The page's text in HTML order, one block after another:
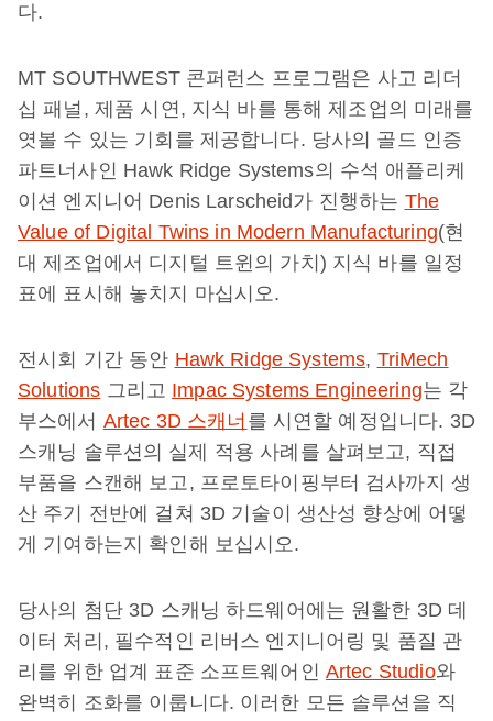
다.
MT SOUTHWEST 콘퍼런스 프로그램은 사고 리더
십 패널, 제품 시연, 지식 바를 통해 제조업의 미래를
엿볼 수 있는 기회를 제공합니다. 당사의 골드 인증
파트너사인 Hawk Ridge Systems의 수석 애플리케
이션 엔지니어 Denis Larscheid가 진행하는 The
Value of Digital Twins in Modern Manufacturing(현
대 제조업에서 디지털 트윈의 가치) 지식 바를 일정
표에 표시해 놓치지 마십시오.
전시회 기간 동안 Hawk Ridge Systems, TriMech
Solutions 그리고 Impac Systems Engineering는 각
부스에서 Artec 3D 스캐너 를 시연할 예정입니다. 3D
스캐닝 솔루션의 실제 적용 사례를 살펴보고, 직접
부품을 스캔해 보고, 프로토타이핑부터 검사까지 생
산 주기 전반에 걸쳐 3D 기술이 생산성 향상에 어떻
게 기여하는지 확인해 보십시오.
당사의 첨단 3D 스캐닝 하드웨어에는 원활한 3D 데
이터 처리, 필수적인 리버스 엔지니어링 및 품질 관
리를 위한 업계 표준 소프트웨어인 Artec Studio와
완벽히 조화를 이룹니다. 이러한 모든 솔루션을 직